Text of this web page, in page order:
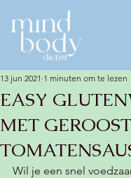
EASY
MET
13 jun 2021 1 minuten om te lezen
Wil je een snel